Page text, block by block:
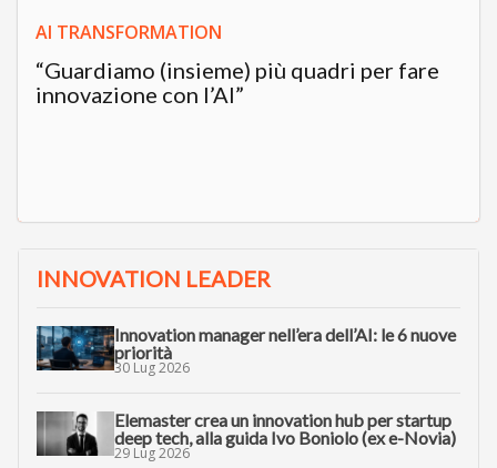
AI TRANSFORMATION
“Guardiamo (insieme) più quadri per fare
innovazione con l’AI”
INNOVATION LEADER
Innovation manager nell’era dell’AI: le 6 nuove
priorità
30 Lug 2026
Elemaster crea un innovation hub per startup
deep tech, alla guida Ivo Boniolo (ex e-Novia)
29 Lug 2026